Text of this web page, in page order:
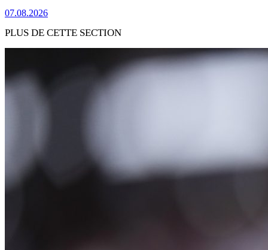
07.08.2026
PLUS DE CETTE SECTION